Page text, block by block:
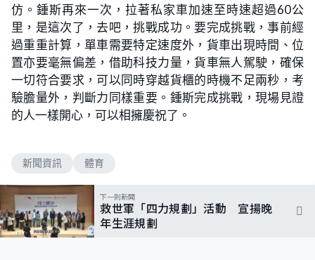
%
仿。鍾斯再來一次，拉著私家車加速至時速超過60公
里，是這次了，去吧，挑戰成功。要完成挑戰，事前經
過重重計算，單車需要特定速度外，貨車出現時間、位
置亦要毫無偏差，借助科技力量，貨車無人駕駛，確保
一切符合要求，可以同時穿越貨櫃的時機不足兩秒，考
驗膽量外，判斷力同樣重要。鍾斯完成挑戰，現場見證
的人一樣開心，可以相擁慶祝了。
新聞資訊 體育
下一則新聞
救世軍「四力規劃」活動 宣揚晚
年生涯規劃